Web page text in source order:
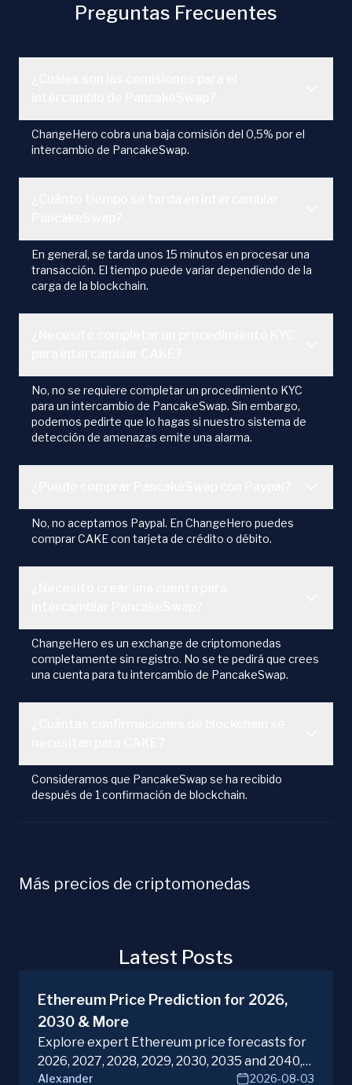
Preguntas Frecuentes
ChangeHero cobra una baja comisión del 0,5% por el
intercambio de PancakeSwap.
En general, se tarda unos 15 minutos en procesar una
transacción. El tiempo puede variar dependiendo de la
carga de la blockchain.
No, no se requiere completar un procedimiento KYC
para un intercambio de PancakeSwap. Sin embargo,
podemos pedirte que lo hagas si nuestro sistema de
detección de amenazas emite una alarma.
No, no aceptamos Paypal. En ChangeHero puedes
comprar CAKE con tarjeta de crédito o débito.
ChangeHero es un exchange de criptomonedas
completamente sin registro. No se te pedirá que crees
una cuenta para tu intercambio de PancakeSwap.
Consideramos que PancakeSwap se ha recibido
después de 1 confirmación de blockchain.
Más precios de criptomonedas
Latest Posts
Ethereum Price Prediction for 2026,
2030 & More
Explore expert Ethereum price forecasts for
2026, 2027, 2028, 2029, 2030, 2035 and 2040,
diving into ETH potential in the evolving
Alexander 2026-08-03